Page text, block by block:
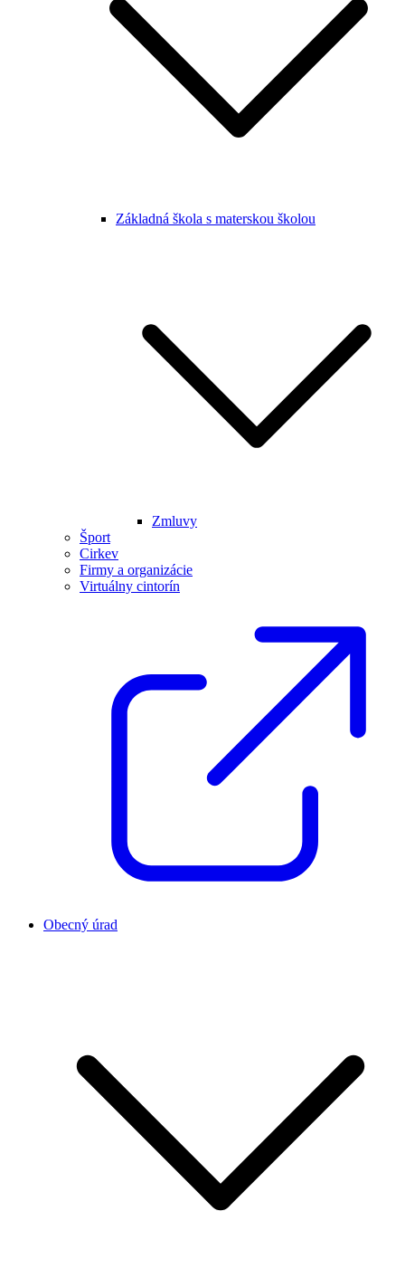
Základná škola s materskou školou
Zmluvy
Šport
Cirkev
Firmy a organizácie
Virtuálny cintorín
Obecný úrad